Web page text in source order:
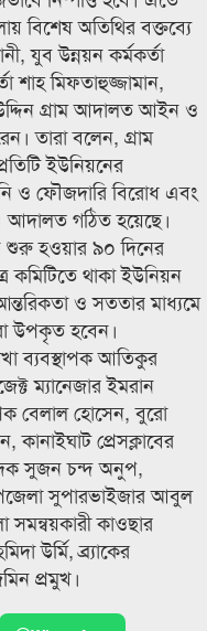
বিশেষ অতিথির বক্তব্যে
যুব উন্নয়ন কর্মকর্তা
শাহ মিফতাহুজ্জামান,
উদ্দিন গ্রাম আদালত আইন ও
তারা বলেন, গ্রাম
ইউনিয়নের
ও ফৌজদারি বিরোধ এবং
আদালত গঠিত হয়েছে।
শুরু হওয়ার ৯০ দিনের
কমিটিতে থাকা ইউনিয়ন
ও সততার মাধ্যমে
উপকৃত হবেন।
ব্যবস্থাপক আতিকুর
ম্যানেজার ইমরান
বেলাল হোসেন, বুরো
কানাইঘাট প্রেসক্লাবের
সুজন চন্দ অনুপ,
সুপারভাইজার আবুল
কাওছার
উর্মি, ব্র্যাকের
প্রমুখ।